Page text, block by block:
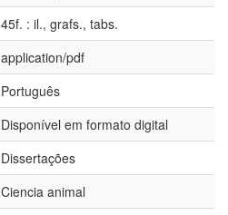
45f. : il., grafs., tabs.
application/pdf
Português
Disponível em formato digital
Dissertações
Ciencia animal